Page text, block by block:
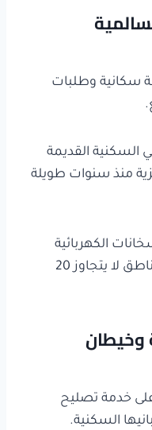
سكانية وطلبات
السكنية القديمة
منذ سنوات طويلة
الكهربائية
المنزلية. وقت الوصول لهذه المناطق لا يتجاوز 20
وخيطان
على خدمة تصليح
السكنية.